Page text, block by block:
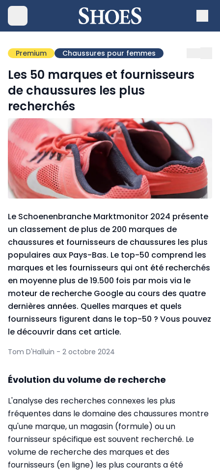
Premium Chaussures pour femmes
Les 50 marques et fournisseurs
de chaussures les plus
recherchés
Le Schoenenbranche Marktmonitor 2024 présente
un classement de plus de 200 marques de
chaussures et fournisseurs de chaussures les plus
populaires aux Pays-Bas. Le top-50 comprend les
marques et les fournisseurs qui ont été recherchés
en moyenne plus de 19.500 fois par mois via le
moteur de recherche Google au cours des quatre
dernières années. Quelles marques et quels
fournisseurs figurent dans le top-50 ? Vous pouvez
le découvrir dans cet article.
Tom D'Halluin - 2 octobre 2024
Évolution du volume de recherche
L'analyse des recherches connexes les plus
fréquentes dans le domaine des chaussures montre
qu'une marque, un magasin (formule) ou un
fournisseur spécifique est souvent recherché. Le
volume de recherche des marques et des
fournisseurs (en ligne) les plus courants a été